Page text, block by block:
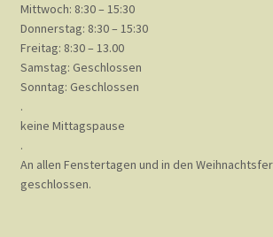
Reinigungsservice
Schneiderei
Mittwoch: 8:30 – 15:30
Donnerstag: 8:30 – 15:30
Freitag: 8:30 – 13.00
Samstag: Geschlossen
Sonntag: Geschlossen
.
keine Mittagspause
.
An allen Fenstertagen und in den
geschlossen.